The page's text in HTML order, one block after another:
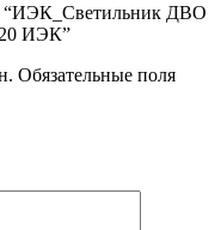
“ИЭК_Светильник ДВО
ИЭК”
Обязательные поля